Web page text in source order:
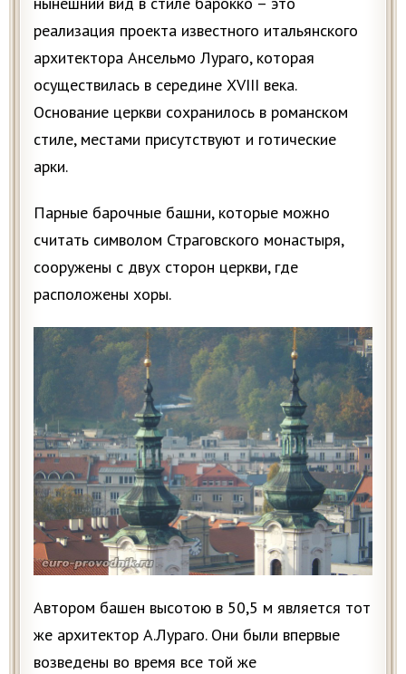
реализация проекта известного итальянского
архитектора Ансельмо Лураго, которая
осуществилась в середине XVIII века.
Основание церкви сохранилось в романском
стиле, местами присутствуют и готические
арки.
Парные барочные башни, которые можно
считать символом Страговского монастыря,
сооружены с двух сторон церкви, где
расположены хоры.
Автором башен высотою в 50,5 м является тот
же архитектор А.Лураго. Они были впервые
возведены во время все той же